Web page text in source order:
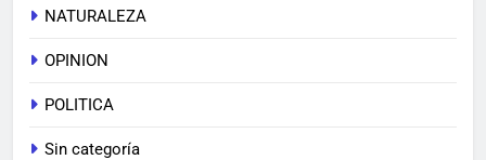
NATURALEZA
OPINION
POLITICA
Sin categoría